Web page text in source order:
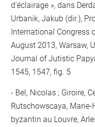
d'éclairage », dans
Urbanik, Jakub (dir.),
International Congress
August 2013, Warsaw,
Journal of Jutistic
1545, 1547, fig. 5
Bel, Nicolas ; Giroire,
Rutschowscaya, Marie-
byzantin au Louvre,